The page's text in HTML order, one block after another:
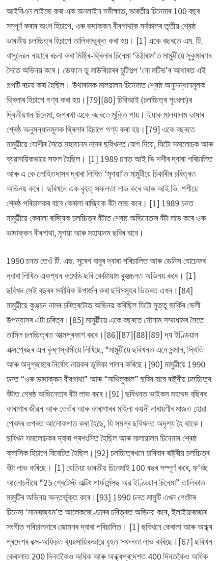
আইবিএন লাইভে কৰা এক অনলাইন সমীক্ষাত, ভাৰতীয় চিনেমাৰ 100 বছৰ
সম্পূৰ্ণ কৰাৰ অংশ হিচাপে, ওৰু ভদাক্কন বীৰগাথাক সৰ্বকালৰ তৃতীয় শ্ৰেষ্ঠ
ভাৰতীয় চলচ্চিত্ৰ হিচাপে তালিকাভুক্ত কৰা হয়। [1] একে বছৰতে এম. টি.
বাসুদেৱন নায়াৰে ৰচনা কৰা মিষ্ট্ৰি-থ্ৰিলাৰ চিনেমা ‘উঠাৰাম’ত মামুট্টীয়ে সুকুমাৰণৰ
সৈতে অভিনয় কৰে। ডেফনে ডু মাউৰিয়াৰৰ চুটিগল্প ‘নো মটিভ’ৰ আধাৰত এই
গল্পটি ৰচনা কৰা হৈছিল। উথাৰামক মালয়ালম চিনেমাত শ্ৰেষ্ঠ অনুসন্ধানমূলক
থ্ৰিলাৰ হিচাপে গণ্য কৰা হয়।[79][80] চিবিআই (চলচ্চিত্ৰ শৃংখলা)ৰ
দ্বিতীয়খন চিনেমা, জগৰথা একে বছৰতে মুক্তি পায়। ইয়াক মালয়ালম ভাষাৰ
শ্ৰেষ্ঠ অনুসন্ধানমূলক থ্ৰিলাৰ হিচাপে গণ্য কৰা হয়।[79] একে বছৰতে
মামুট্টীয়ে যোশীৰ সৈতে মহাযানম নামৰ ছবিখনত যোগ দিয়ে, যিটো সমালোচক আৰু
ব্যৱসায়িকভাৱে সফল হৈছিল। [1] 1989 চনত আই ভি শশীৰ দ্বাৰা পৰিচালিত
আৰু এ কে লোহিতদাসৰ দ্বাৰা লিখিত ‘মৃগয়া’ত মামুটীয়ে চিকাৰীৰ চৰিত্ৰত
অভিনয় কৰে। ছবিখনে এক বৃহত্ সফলতা লাভ কৰে আৰু আই.ভি. শশীয়ে
শ্ৰেষ্ঠ পৰিচালকৰ বাবে কেৰালা ৰাজ্যিক বঁটা লাভ কৰে। [1] 1989 চনত
মামুট্টীয়ে কেৰালা ৰাজ্যিক চলচ্চিত্ৰ বঁটাত শ্ৰেষ্ঠ অভিনেতাৰ বঁটা লাভ কৰে ওৰু
ভাদাক্কন বীৰগাথা, মৃগয়া আৰু মহাযানম ছবিৰ বাবে।
1990 চনত তেওঁ টি. এছ. সুৰেশ বাবুৰ দ্বাৰা পৰিচালিত আৰু ডেনিস যোচেফৰ
দ্বাৰা লিখিত একশ্যন কমেডি ছবি কোট্টায়াম কুঞ্জচনত অভিনয় কৰে। [1]
ছবিখন সেই বছৰৰ সৰ্বাধিক উপাৰ্জন কৰা ছবিসমূহৰ ভিতৰত এখন।[84]
মামুট্টীয়ে কুঞ্জচন নামৰ চৰিত্ৰটোত অভিনয় কৰিছিল যিটো মুত্তু ভাৰ্কিৰ ভেলী
উপন্যাসৰ এটা চৰিত্ৰ।[85] মামুট্টীয়ে একে বছৰতে মৌনাম সম্মাধামৰ সৈতে
তামিল চলচ্চিত্ৰত আত্মপ্ৰকাশ কৰে।[86][87][88][89] দ্য ইণ্ডিয়ান
এক্সপ্ৰেছৰ এন কৃষ্ণস্বামীয়ে লিখিছে, “মামুট্টীয়ে ছবিখনত এনে সন্মান, স্থিতি
আৰু অনুগ্ৰহেৰে নিৰ্বোধ নায়কৰ ভূমিকা পালন কৰিছে।[90] মামুট্টীয়ে 1990
চনত “ওৰু ভাদাক্কন বীৰগাথা” আৰু “মাথিলুকাল” ছবিৰ বাবে ৰাষ্ট্ৰীয় চলচ্চিত্ৰ
বঁটাত শ্ৰেষ্ঠ অভিনেতাৰ বঁটা লাভ কৰে।[91] ছবিখনত ভাইকম মহম্মদ বছিৰৰ
কাৰাগাৰ জীৱন আৰু তেওঁৰ আৰু কাৰাগাৰৰ মহিলা কয়দী নাৰায়ণীৰ মাজত হোৱা
প্ৰেমৰ ওপৰত আলোকপাত কৰা হৈছে, যি সমগ্ৰ ছবিখনত অদৃশ্য হৈ থাকে।
ছবিখন সমালোচকৰ দ্বাৰা প্ৰশংসিত হৈছিল আৰু মালায়ালম চিনেমাৰ শ্ৰেষ্ঠ
ক্লাসিক হিচাপে বিবেচিত হৈছিল।[92] চলচ্চিত্ৰখনে চাৰিবাৰ ৰাষ্ট্ৰীয় চলচ্চিত্ৰ
বঁটা লাভ কৰিছে। [1] যেতিয়া ভাৰতীয় চিনেমাই 100 বছৰ সম্পূৰ্ণ কৰে, ফ’ৰ্বছ
আলোচনীয়ে “25 গ্ৰেটেস্ট এক্টিং পাৰ্ফৰ্মেন্সছ অৱ ইণ্ডিয়ান চিনেমা” তালিকাত
মামুটিৰ অভিনয় অন্তৰ্ভুক্ত কৰে।[93] 1990 চনত মামুটি এখন গেংষ্টাৰ
চিনেমা ‘সামৰাজ্যম’ত আলেকজেণ্ডাৰৰ চৰিত্ৰত অভিনয় কৰে, ইলাইয়াৰাজাৰ
সংগীত পৰিচালনাৰে জোমনৰ দ্বাৰা পৰিচালিত। [1] ছবিখনে কেৰালা আৰু অন্ধ্ৰ
প্ৰদেশৰ বক্স-অফিচত ব্যৱসায়িকভাৱে বৃহত্ সফলতা লাভ কৰিছে।[67] ছবিখন
কেৰালাত 200 দিনতকৈও অধিক আৰু অন্ধ্ৰপ্ৰদেশত 400 দিনতকৈও অধিক